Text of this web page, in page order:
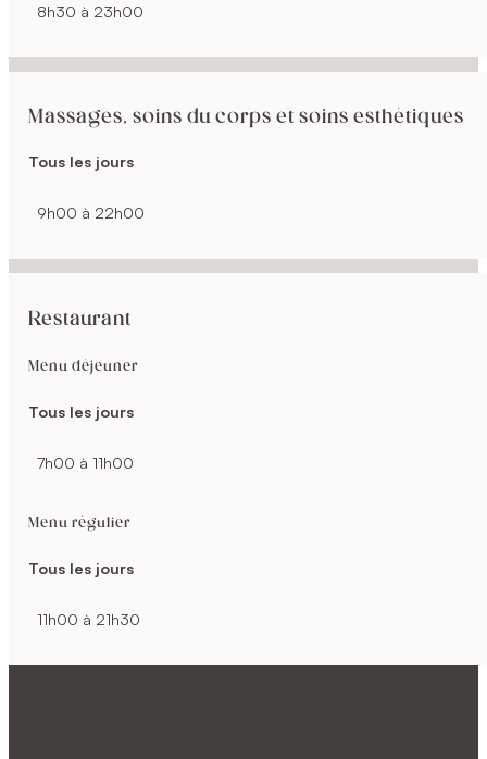
8h30 à 23h00
Massages, soins du corps et soins esthétiques
Tous les jours
9h00 à 22h00
Restaurant
Menu déjeuner
Tous les jours
7h00 à 11h00
Menu régulier
Tous les jours
11h00 à 21h30